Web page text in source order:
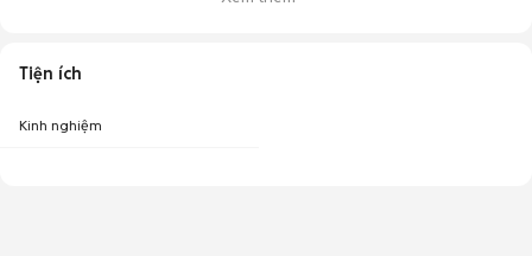
Tiện ích
Kinh nghiệm